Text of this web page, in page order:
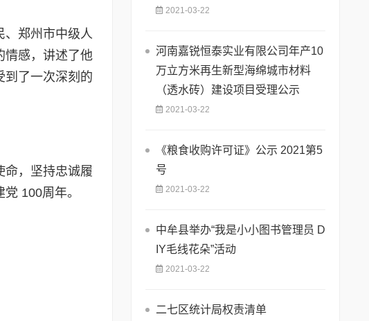
、郑州市中级人
情感，讲述了他
到了一次深刻的
命，坚持忠诚履
100周年。
2021-03-22
河南嘉锐恒泰实业有限公司年产10
万立方米再生新型海绵城市材料
（透水砖）建设项目受理公示
2021-03-22
《粮食收购许可证》公示 2021第5
号
2021-03-22
中牟县举办“我是小小图书管理员 D
IY毛线花朵”活动
2021-03-22
二七区统计局权责清单